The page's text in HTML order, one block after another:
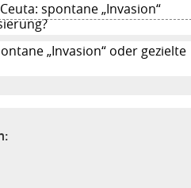
spontane „Invasion“
„Invasion“ oder gezielte